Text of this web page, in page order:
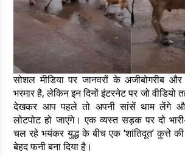
सोशल मीडिया पर जानवरों के अजीबोगरीब और
भरमार है, लेकिन इन दिनों इंटरनेट पर जो वीडियो
देखकर आप पहले तो अपनी सांसें थाम लेंगे
लोटपोट हो जाएंगे। एक व्यस्त सड़क पर दो
चल रहे भयंकर युद्ध के बीच एक ‘शांतिदूत’ कुत्ते
बेहद फनी बना दिया है।